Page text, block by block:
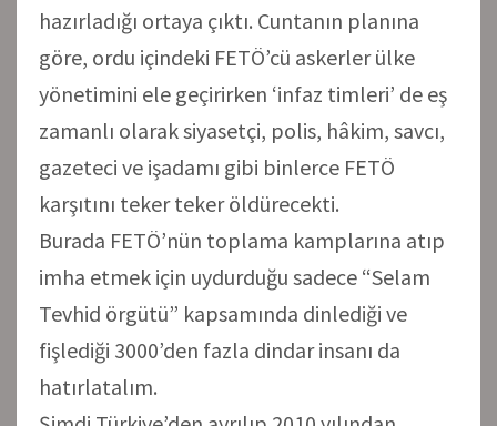
hazırladığı ortaya çıktı. Cuntanın planına
göre, ordu içindeki FETÖ’cü askerler ülke
yönetimini ele geçirirken ‘infaz timleri’ de eş
zamanlı olarak siyasetçi, polis, hâkim, savcı,
gazeteci ve işadamı gibi binlerce FETÖ
karşıtını teker teker öldürecekti.
Burada FETÖ’nün toplama kamplarına atıp
imha etmek için uydurduğu sadece “Selam
Tevhid örgütü” kapsamında dinlediği ve
fişlediği 3000’den fazla dindar insanı da
hatırlatalım.